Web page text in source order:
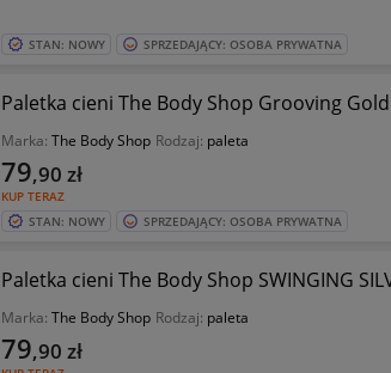
STAN: NOWY SPRZEDAJĄCY: OSOBA PRYWATNA
Paletka cieni The Body Shop Grooving Gold
Marka: The Body Shop Rodzaj: paleta
KUP TERAZ
79,90 zł
STAN: NOWY SPRZEDAJĄCY: OSOBA PRYWATNA
Paletka cieni The Body Shop SWINGING
Marka: The Body Shop Rodzaj: paleta
79,90 zł